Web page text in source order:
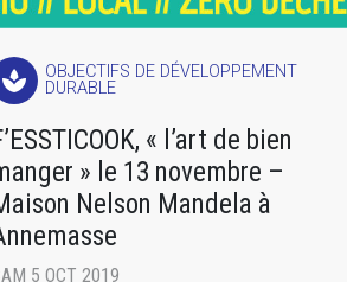
spa
OBJECTIFS DE DÉVELOPPEMENT
DURABLE
« l’art de bien
» le 13 novembre –
Nelson Mandela à
5 OCT 2019